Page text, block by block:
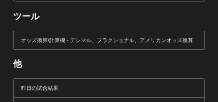
ツール
オッズ換算/計算機 - デシマル、フラクショナル、アメリカンオッズ換算
他
昨日の試合結果